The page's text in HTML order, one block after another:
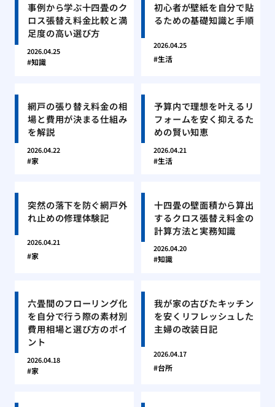
事例から学ぶ十四畳のク
ロス張替え料金比較と満
足度の高い選び方
2026.04.25
知識
初心者が壁紙を自分で貼
るための基礎知識と手順
2026.04.25
生活
網戸の張り替え料金の相
場と費用が決まる仕組み
を解説
2026.04.22
家
予算内で理想を叶えるリ
フォームを安く抑えるた
めの賢い知恵
2026.04.21
生活
突然の落下を防ぐ網戸外
れ止めの修理体験記
2026.04.21
家
十四畳の壁面積から算出
するクロス張替え料金の
計算方法と実務知識
2026.04.20
知識
六畳間のフローリング化
を自分で行う際の素材別
費用相場と選び方のポイ
ント
2026.04.18
家
我が家の古びたキッチン
を安くリフレッシュした
主婦の改装日記
2026.04.17
台所